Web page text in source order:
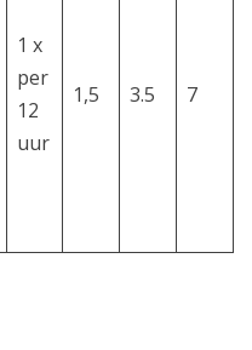
1 x
per
12
uur
1,5 3.5 7